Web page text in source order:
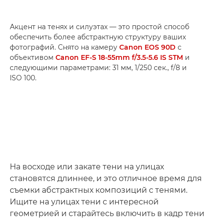
Акцент на тенях и силуэтах — это простой способ
обеспечить более абстрактную структуру ваших
фотографий. Снято на камеру Canon EOS 90D с
объективом Canon EF-S 18-55mm f/3.5-5.6 IS STM и
следующими параметрами: 31 мм, 1/250 сек., f/8 и
ISO 100.
На восходе или закате тени на улицах
становятся длиннее, и это отличное время для
съемки абстрактных композиций с тенями.
Ищите на улицах тени с интересной
геометрией и старайтесь включить в кадр тени